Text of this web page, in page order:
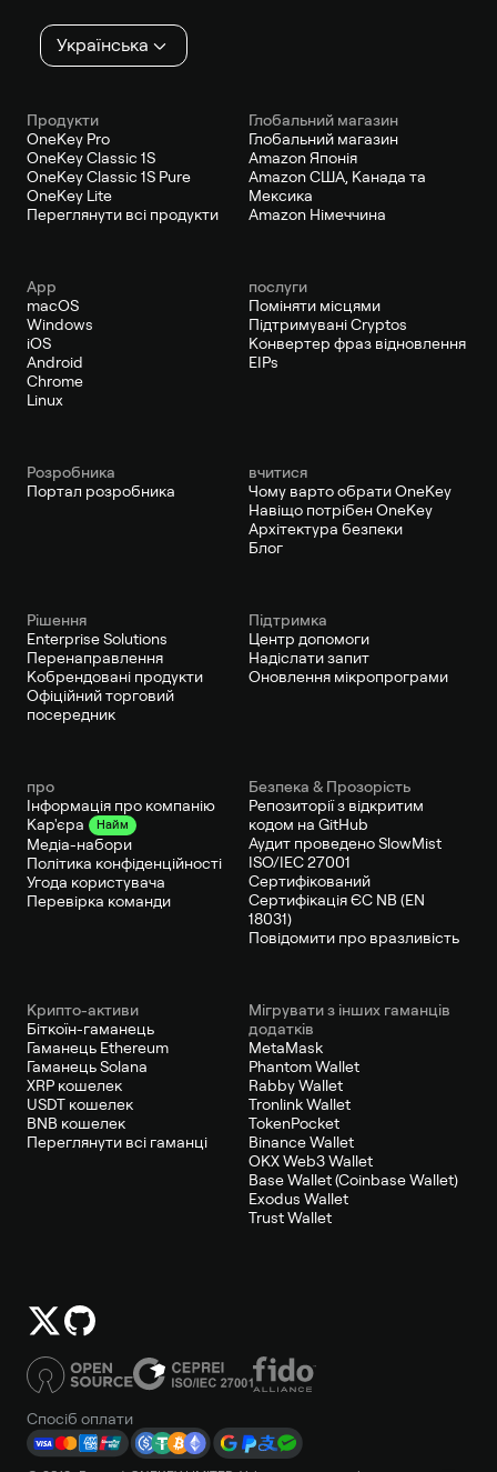
Українська
Продукти
OneKey Pro
OneKey Classic 1S
OneKey Classic 1S Pure
OneKey Lite
Переглянути всі продукти
Глобальний магазин
Глобальний магазин
Amazon Японія
Amazon США, Канада та
Мексика
Amazon Німеччина
App
macOS
Windows
iOS
Android
Chrome
Linux
послуги
Поміняти місцями
Підтримувані Cryptos
Конвертер фраз відновлення
EIPs
Pозробника
Портал розробника
вчитися
Чому варто обрати OneKey
Навіщо потрібен OneKey
Архітектура безпеки
Блог
Рішення
Enterprise Solutions
Перенаправлення
Кобрендовані продукти
Офіційний торговий
посередник
Підтримка
Центр допомоги
Надіслати запит
Оновлення мікропрограми
про
Інформація про компанію
Кар'єра
Найм
Медіа-набори
Політика конфіденційності
Угода користувача
Перевірка команди
Безпека & Прозорість
Репозиторії з відкритим
кодом на GitHub
Аудит проведено SlowMist
ISO/IEC 27001
Сертифікований
Сертифікація ЄС NB (EN
18031)
Повідомити про вразливість
Крипто-активи
Біткоїн-гаманець
Гаманець Ethereum
Гаманець Solana
XRP кошелек
USDT кошелек
BNB кошелек
Переглянути всі гаманці
Мігрувати з інших гаманців
додатків
MetaMask
Phantom Wallet
Rabby Wallet
Tronlink Wallet
TokenPocket
Binance Wallet
OKX Web3 Wallet
Base Wallet (Coinbase Wallet)
Exodus Wallet
Trust Wallet
Спосіб оплати